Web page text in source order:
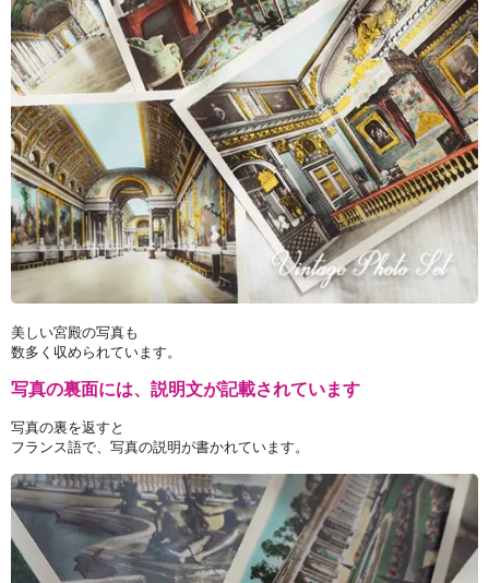
美しい宮殿の写真も
数多く収められています。
写真の裏面には、説明文が記載されています
写真の裏を返すと
フランス語で、写真の説明が書かれています。